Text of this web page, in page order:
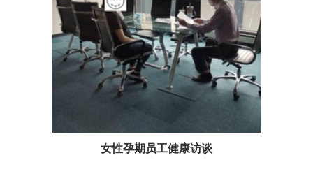
女性孕期员工健康访谈